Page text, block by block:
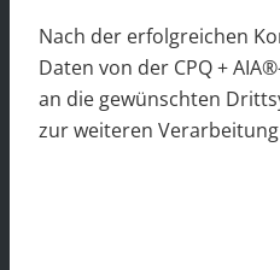
Nach der erfolgreichen
Daten von der CPQ +
an die gewünschten
zur weiteren